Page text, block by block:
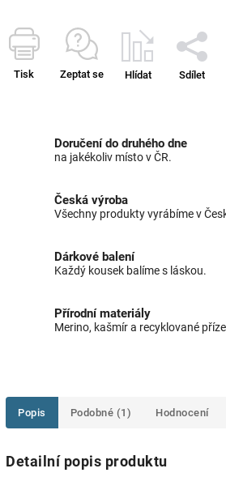
Tisk Zeptat se Hlídat Sdílet
Doručení do druhého dne
na jakékoliv místo v ČR.
Česká výroba
Všechny produkty vyrábíme v
Dárkové balení
Každý kousek balíme s láskou.
Přírodní materiály
Merino, kašmír a recyklované
Popis Podobné (1) Hodnocení
Detailní popis produktu